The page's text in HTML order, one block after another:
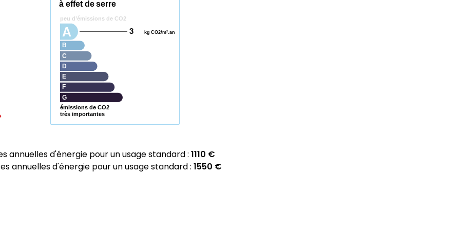
émissions de CO2
très importantes
à effet de serre
peu d’émissions de CO2
G
F
E
D
C
B
A 3 kg CO2/m².an
annuelles d'énergie pour un usage standard :1110 €
annuelles d'énergie pour un usage standard :1550 €